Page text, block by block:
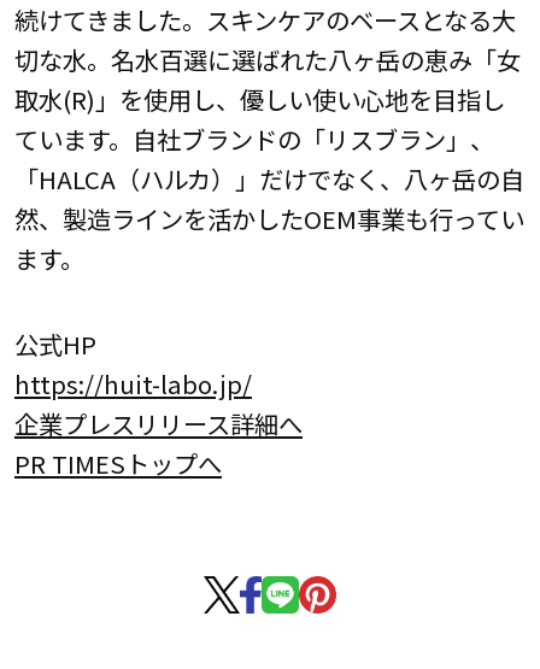
続けてきました。スキンケアのベースとなる大
切な水。名水百選に選ばれた八ヶ岳の恵み「女
取水(R)」を使用し、優しい使い心地を目指し
ています。自社ブランドの「リスブラン」、
「HALCA（ハルカ）」だけでなく、八ヶ岳の自
然、製造ラインを活かしたOEM事業も行ってい
ます。
公式HP
https://huit-labo.jp/
企業プレスリリース詳細へ
PR TIMESトップへ